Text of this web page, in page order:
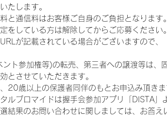
たします。
と通信料はお客様ご自身のご負担となります。
をしている方は解除してからご応募ください。
が記載されている場合がございますので
ント参加権等)の転売、第三者への譲渡等は、
とさせていただきます。
20歳以上の保護者同伴のもとお申込み頂きま
ルブロマイドは握手会参加アプリ「DISTA」
結果のお問い合わせに関しましては、お答え